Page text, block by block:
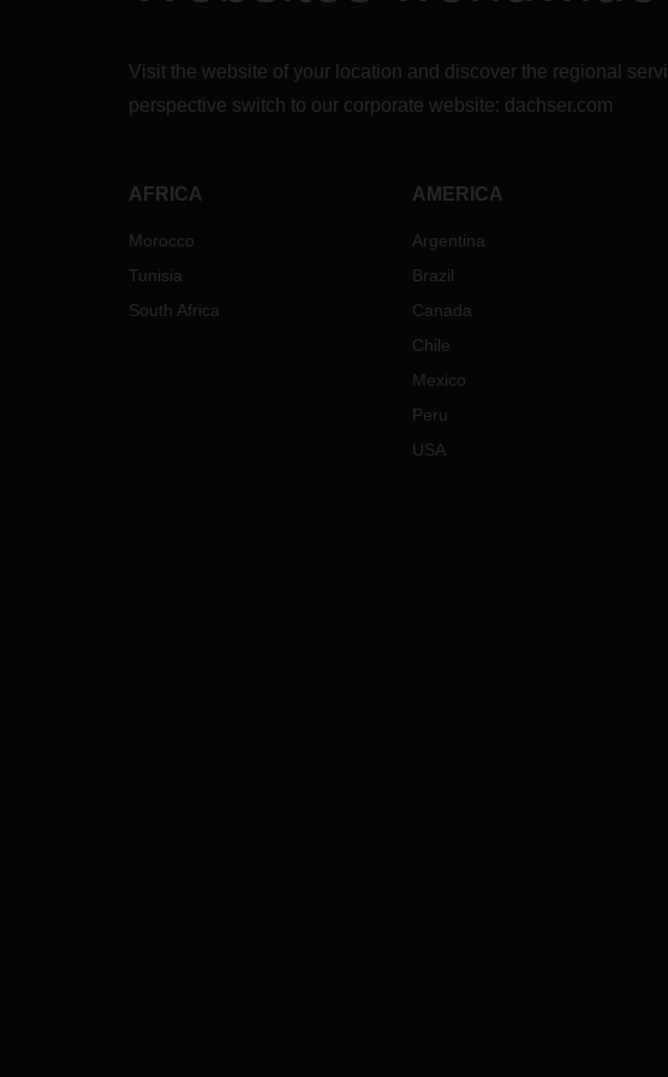
Visit the website of your location and discover the regional
perspective switch to our corporate website: dachser.com
AFRICA
Morocco
Tunisia
South Africa
AMERICA
Argentina
Brazil
Canada
Chile
Mexico
Peru
USA